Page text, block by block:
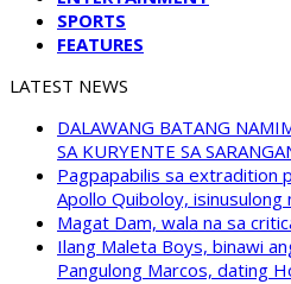
SPORTS
FEATURES
LATEST NEWS
DALAWANG BATANG
SA KURYENTE SA
Pagpapabilis sa extradition
Apollo Quiboloy,
Magat Dam, wala na sa
Ilang Maleta Boys, binawi
Pangulong Marcos, dating